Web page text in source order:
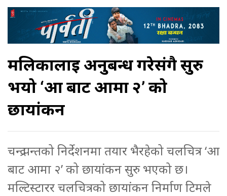
मलिकालाई अनुबन्ध गरेसंगै सुरु
भयो ‘आ बाट आमा २’ को
छायांकन
चन्द्र पन्तको निर्देशनमा तयार भैरहेको चलचित्र ‘आ
बाट आमा २’ को छायांकन सुरु भएको छ।
मल्टिस्टारर चलचित्रको छायांकन निर्माण टिमले